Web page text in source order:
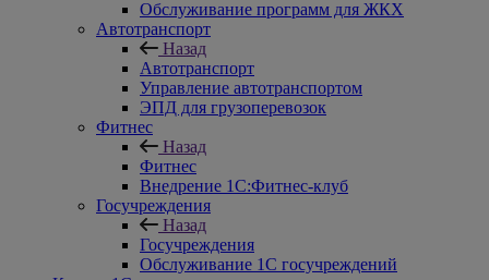
Обслуживание программ для ЖКХ
Автотранспорт
Назад
Автотранспорт
Управление автотранспортом
ЭПД для грузоперевозок
Фитнес
Назад
Фитнес
Внедрение 1С:Фитнес-клуб
Госучреждения
Назад
Госучреждения
Обслуживание 1С госучреждений